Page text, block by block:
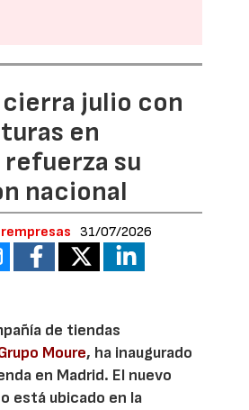
cierra julio con
en
su
nacional
31/07/2026
de tiendas
Moure, ha inaugurado
en Madrid. El nuevo
está ubicado en la